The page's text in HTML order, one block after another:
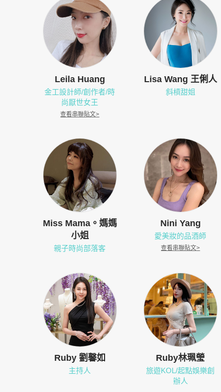
Leila Huang
金工設計師/創作者/時
尚厭世女王
查看串聯貼文>
Lisa Wang 王俐人
斜槓甜姐
Miss Mama。媽媽
小姐
親子時尚部落客
Nini Yang
愛美妝的品酒師
查看串聯貼文>
Ruby 劉馨如
主持人
Ruby林珮瑩
旅遊KOL/起點娛樂創
辦人